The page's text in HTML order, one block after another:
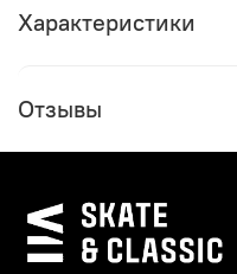
Характеристики
Отзывы